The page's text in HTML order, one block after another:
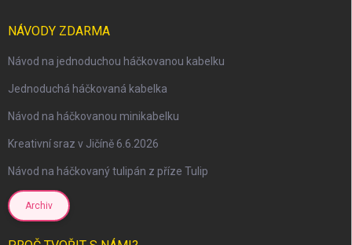
NÁVODY ZDARMA
Návod na jednoduchou háčkovanou kabelku
Jednoduchá háčkovaná kabelka
Návod na háčkovanou minikabelku
Kreativní sraz v Jičíně 6.6.2026
Návod na háčkovaný tulipán z příze Tulip
Archiv